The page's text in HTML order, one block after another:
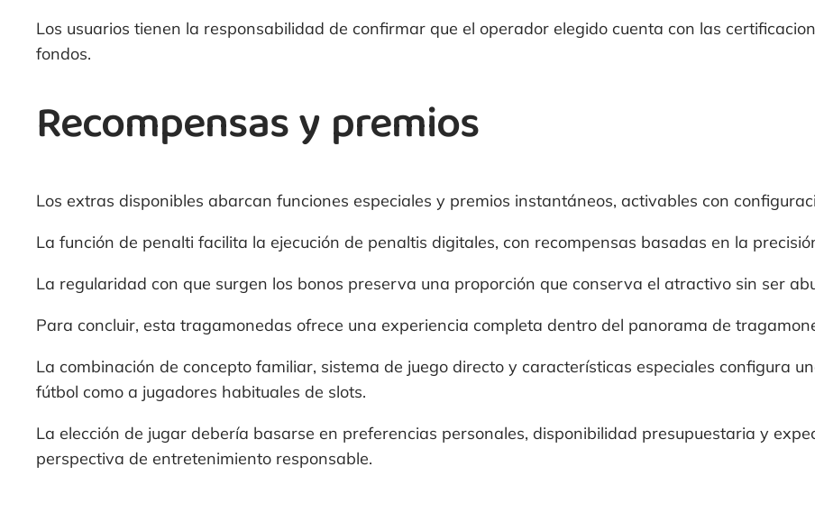
Los usuarios tienen la responsabilidad de confirmar que el operador elegido cuenta con las
fondos.
Recompensas y premios
Los extras disponibles abarcan funciones especiales y premios instantáneos, activables con
La función de penalti facilita la ejecución de penaltis digitales, con recompensas basadas en la
La regularidad con que surgen los bonos preserva una proporción que conserva el atractivo sin ser
Para concluir, esta tragamonedas ofrece una experiencia completa dentro del panorama de
La combinación de concepto familiar, sistema de juego directo y características especiales configura
fútbol como a jugadores habituales de slots.
La elección de jugar debería basarse en preferencias personales, disponibilidad presupuestaria y
perspectiva de entretenimiento responsable.